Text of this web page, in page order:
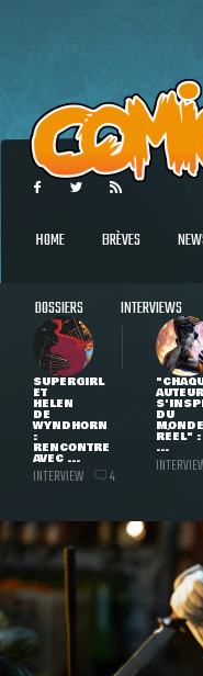
HOME BRÈVES
DOSSIERS INTERVIEWS
SUPERGIRL
ET
HELEN
DE
WYNDHORN
:
RENCONTRE
AVEC ...
INTERVIEW 4
AUTEUR
DU
MONDE
RÉEL" :
...